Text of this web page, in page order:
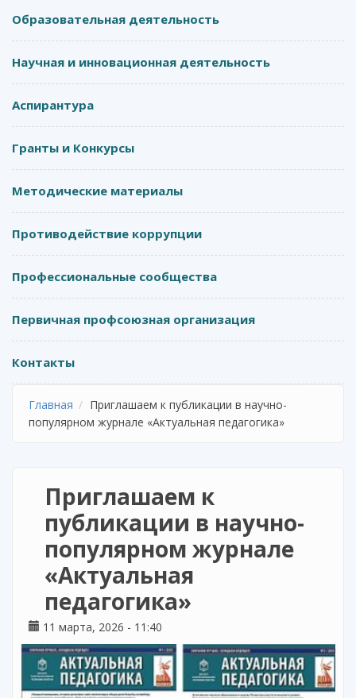
Образовательная деятельность
Научная и инновационная деятельность
Аспирантура
Гранты и Конкурсы
Методические материалы
Противодействие коррупции
Профессиональные сообщества
Первичная профсоюзная организация
Контакты
Главная
Приглашаем к публикации в научно-
популярном журнале «Актуальная педагогика»
Приглашаем к
публикации в научно-
популярном журнале
«Актуальная
педагогика»
11 марта, 2026 - 11:40